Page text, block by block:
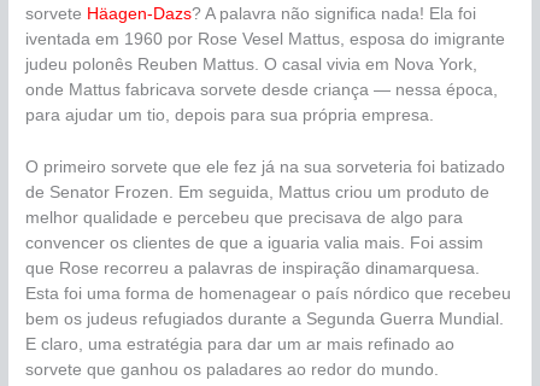
sorvete Häagen-Dazs? A palavra não significa nada! Ela foi
iventada em 1960 por Rose Vesel Mattus, esposa do imigrante
judeu polonês Reuben Mattus. O casal vivia em Nova York,
onde Mattus fabricava sorvete desde criança — nessa época,
para ajudar um tio, depois para sua própria empresa.
O primeiro sorvete que ele fez já na sua sorveteria foi batizado
de Senator Frozen. Em seguida, Mattus criou um produto de
melhor qualidade e percebeu que precisava de algo para
convencer os clientes de que a iguaria valia mais. Foi assim
que Rose recorreu a palavras de inspiração dinamarquesa.
Esta foi uma forma de homenagear o país nórdico que recebeu
bem os judeus refugiados durante a Segunda Guerra Mundial.
E claro, uma estratégia para dar um ar mais refinado ao
sorvete que ganhou os paladares ao redor do mundo.